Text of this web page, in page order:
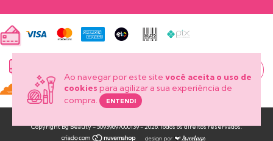
Ao navegar por este site você aceita o uso de
cookies para agilizar a sua experiência de
compra.
ENTENDI
meu pedido?
Copyright Bg Beauty - 50939697000139 - 2026. Todos os direitos reservados.